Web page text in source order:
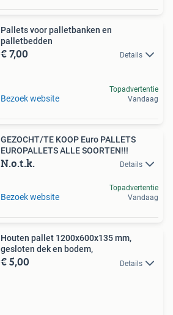
Pallets voor palletbanken en
palletbedden
€ 7,00 Details
Bezoek website
Topadvertentie
Vandaag
GEZOCHT/TE KOOP Euro PALLETS
EUROPALLETS ALLE SOORTEN!!!
N.o.t.k. Details
Bezoek website
Topadvertentie
Vandaag
Houten pallet 1200x600x135 mm,
gesloten dek en bodem,
€ 5,00 Details